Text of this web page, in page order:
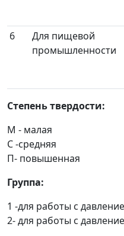
6
Для пищевой
промышленности
Степень твердости:
М - малая
С -средняя
П- повышенная
Группа:
1 -для работы с
2- для работы с